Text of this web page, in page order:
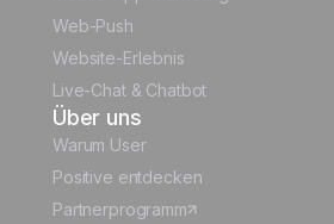
Web-Push
Website-Erlebnis
Live-Chat & Chatbot
Über uns
Warum User
Positive entdecken
Partnerprogramm